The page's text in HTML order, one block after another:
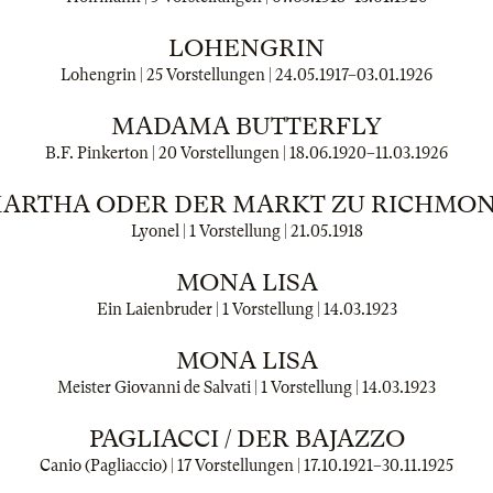
LOHENGRIN
Lohengrin | 25 Vorstellungen | 24.05.1917–03.01.1926
MADAMA BUTTERFLY
B.F. Pinkerton | 20 Vorstellungen | 18.06.1920–11.03.1926
ODER DER MARKT ZU
Lyonel | 1 Vorstellung | 21.05.1918
MONA LISA
Ein Laienbruder | 1 Vorstellung | 14.03.1923
MONA LISA
Meister Giovanni de Salvati | 1 Vorstellung | 14.03.1923
PAGLIACCI / DER BAJAZZO
Canio (Pagliaccio) | 17 Vorstellungen | 17.10.1921–30.11.1925